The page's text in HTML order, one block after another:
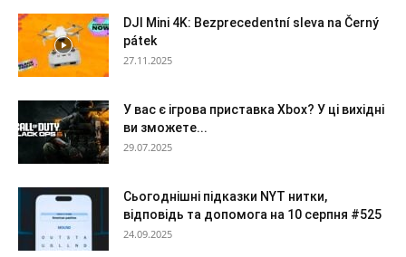
DJI Mini 4K: Bezprecedentní sleva na Černý
pátek
27.11.2025
У вас є ігрова приставка Xbox? У ці вихідні
ви зможете...
29.07.2025
Сьогоднішні підказки NYT нитки,
відповідь та допомога на 10 серпня #525
24.09.2025